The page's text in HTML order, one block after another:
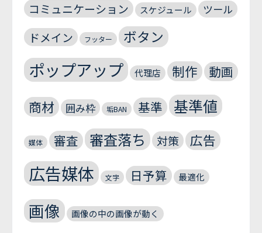
コミュニケーション スケジュール ツール
ドメイン フッター ボタン
ポップアップ 代理店 制作 動画
商材 囲み枠 垢BAN 基準 基準値
媒体 審査 審査落ち 対策 広告
広告媒体 文字 日予算 最適化
画像 画像の中の画像が動く